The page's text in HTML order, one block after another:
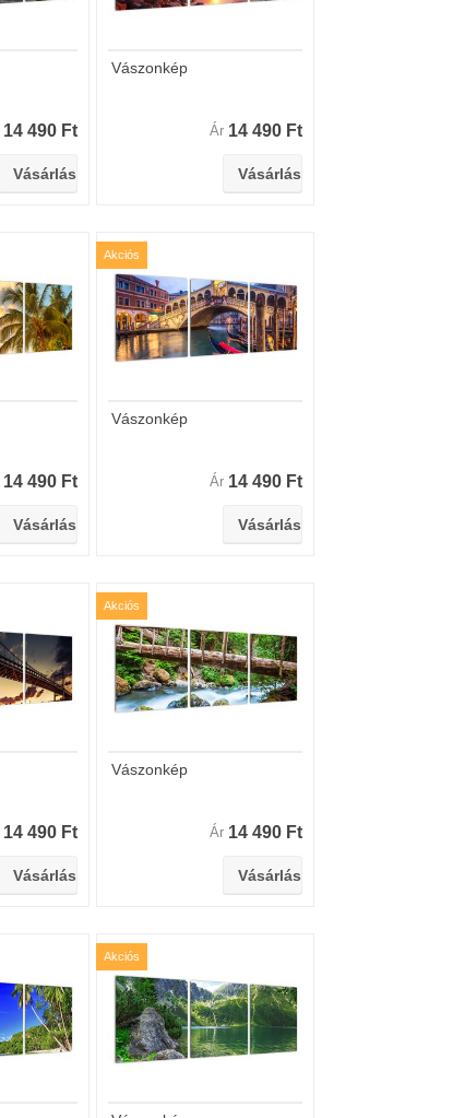
14 490 Ft
Vászonkép
Ár 14 490 Ft
14 490 Ft
Vászonkép
Ár 14 490 Ft
Akciós
14 490 Ft
Vászonkép
Ár 14 490 Ft
Akciós
Akciós